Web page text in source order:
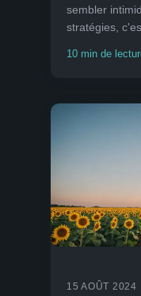
sembler
stratégies,
10 min de
15 AOÛT 2024